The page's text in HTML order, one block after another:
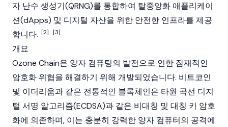
자 난수 생성기(QRNG)를 통합하여 탈중앙화 애플리케이
션(dApps) 및 디지털 자산을 위한 안전한 인프라를 제공
합니다. [2] [3]
개요
Ozone Chain은 양자 컴퓨팅의 발전으로 인한 잠재적인
암호화 위협을 해결하기 위해 개발되었습니다. 비트코인
및 이더리움과 같은 전통적인 블록체인은 타원 곡선 디지
털 서명 알고리즘(ECDSA)과 같은 비대칭 및 대칭 키 암호
화에 의존하며, 이는 충분히 강력한 양자 컴퓨터의 공격에